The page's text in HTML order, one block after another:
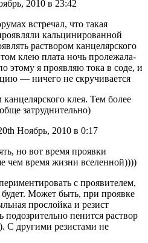
2010 в 23:42
встречал, что такая
кальцинированной
раствором канцелярского
клею плата ночь пролежала-
этому я проявляю тока в соде, и
— ничего не скручивается
клея. Тем более
затруднительно)
Ноябрь, 2010 в 0:17
но вот время проявки
чем время жизни вселенной))))
с проявителем,
Может быть, при проявке
прослойка и резист
подозрительно пенится раствор
С другими резистами не